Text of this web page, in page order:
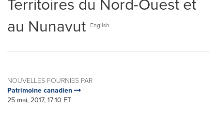
au Nunavut English
NOUVELLES FOURNIES PAR
Patrimoine canadien
25 mai, 2017, 17:10 ET